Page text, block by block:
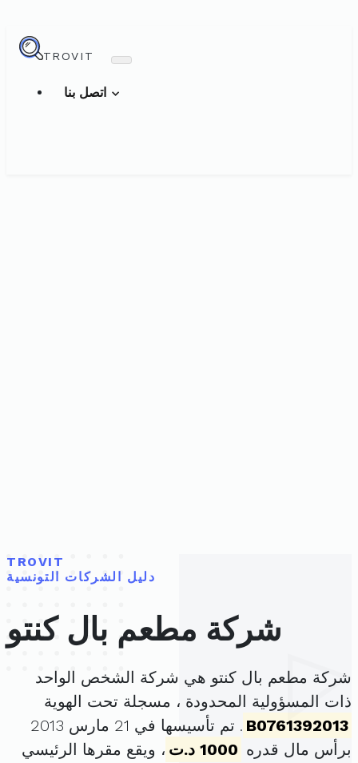
TROVIT
TROVIT
دليل الشركات التونسية
شركة مطعم بال كنتو
شركة مطعم بال كنتو هي شركة الشخص الواحد
ذات المسؤولية المحدودة ، مسجلة تحت الهوية
B0761392013
. تم تأسيسها في 21 مارس 2013
برأس مال قدره 1000 د.ت
، ويقع مقرها الرئيسي